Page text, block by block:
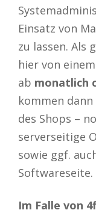
Einsatz von
zu lassen. Als
hier von
ab monatlich
kommen
des Shops –
serverseitige
sowie ggf.
Softwareseite.
Im Falle von